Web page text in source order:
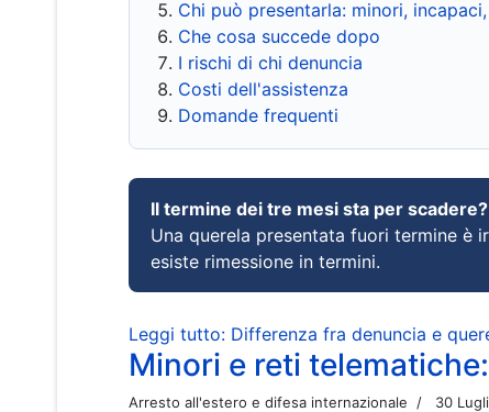
Chi può presentarla: minori,
Che cosa succede dopo
I rischi di chi denuncia
Costi dell'assistenza
Domande frequenti
Il termine dei tre mesi sta per scadere?
Una querela presentata fuori termine è
esiste rimessione in termini.
Leggi tutto: Differenza fra denuncia e
Minori e reti
Arresto all'estero e difesa internazionale 30